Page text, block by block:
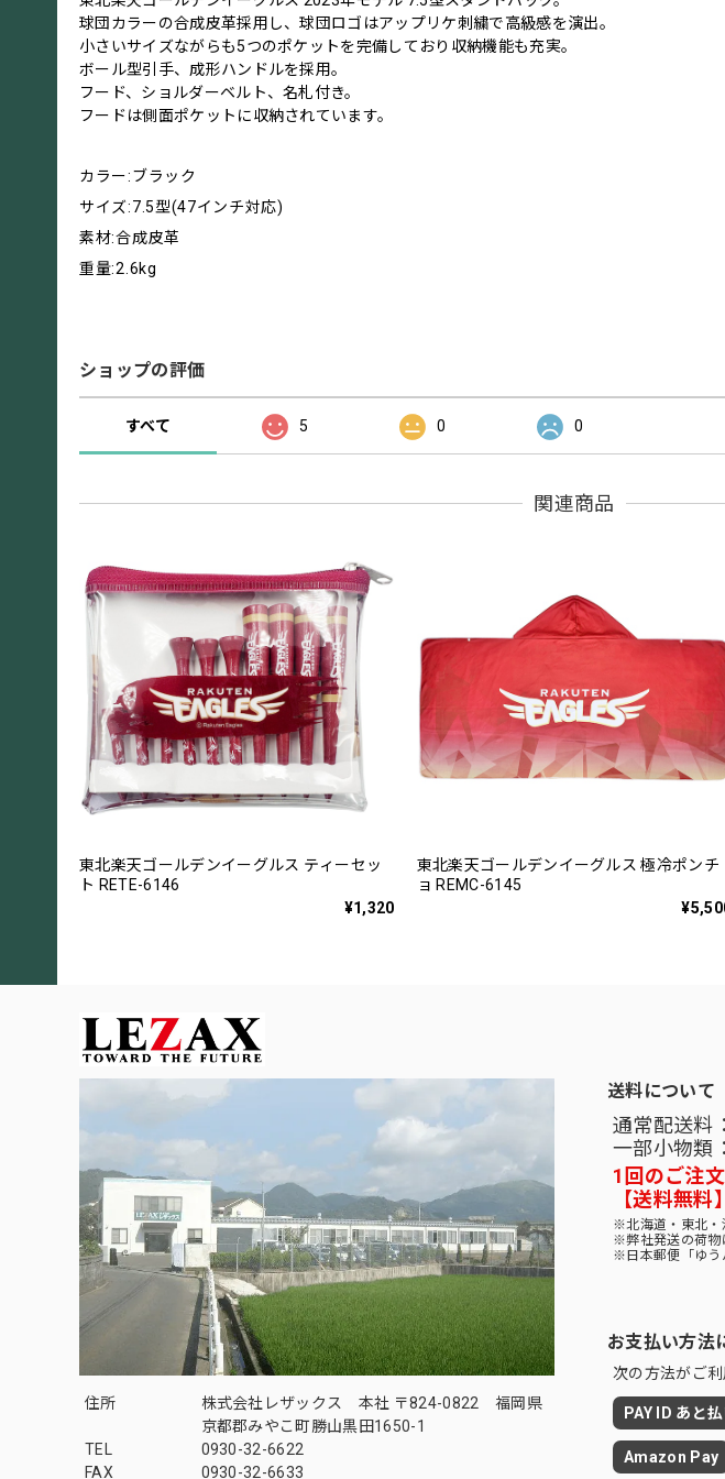
球団カラーの合成皮革採用し、球団ロゴはアップリケ刺繍で高級感を演出。
小さいサイズながらも5つのポケットを完備しており収納機能も充実。
ボール型引手、成形ハンドルを採用。
フード、ショルダーベルト、名札付き。
フードは側面ポケットに収納されています。
カラー:ブラック
サイズ:7.5型(47インチ対応)
素材:合成皮革
重量:2.6kg
ショップの評価
すべて 5 0 0
関連商品
東北楽天ゴールデンイーグルス ティーセッ
ト RETE-6146
¥1,320
東北楽天ゴールデンイーグルス 極冷ポンチ
ョ REMC-6145
住所
株式会社レザックス 本社 〒824-0822 福岡県
京都郡みやこ町勝山黒田1650-1
TEL
0930-32-6622
FAX
0930-32-6633
送料について
通常配送料
一部小物類
1回のご注
【送料無料】
※北海道・東北・
※弊社発送の荷物
※日本郵便「ゆう
お支払い方法
次の方法がご利
PAY ID あと
Amazon Pay